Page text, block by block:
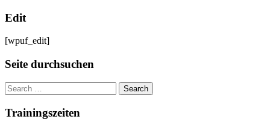
Edit
[wpuf_edit]
Seite durchsuchen
Trainingszeiten